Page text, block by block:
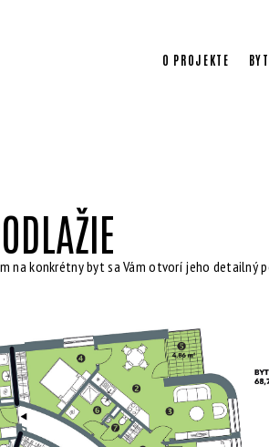
O PROJEKTE
na konkrétny byt sa Vám otvorí jeho detailný